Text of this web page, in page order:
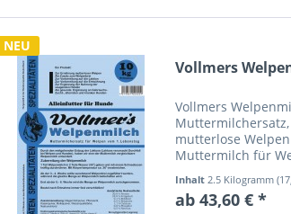
NEU
Vollmers
Vollmers
mutterlose
Muttermilch für
weitgehenden
(Laktose
Inhalt2.5 Kilogramm
ab 43,60 € *